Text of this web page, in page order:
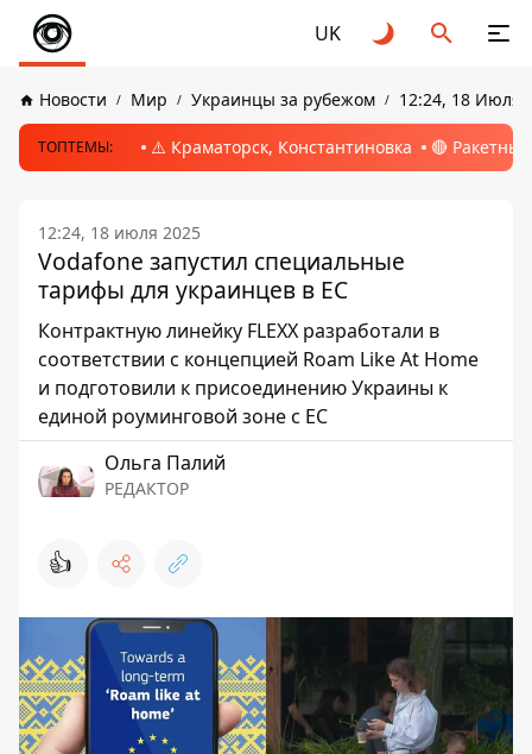
UK
Новости Мир Украинцы за рубежом 12:24, 18 Июля
ТОПТЕМЫ: ⚠️ Краматорск, Константиновка 🔴
12:24, 18 июля 2025
Vodafone запустил специальные
тарифы для украинцев в ЕС
Контрактную линейку FLEXX разработали в
соответствии с концепцией Roam Like At Home
и подготовили к присоединению Украины к
единой роуминговой зоне с ЕС
Ольга Палий
РЕДАКТОР
👍